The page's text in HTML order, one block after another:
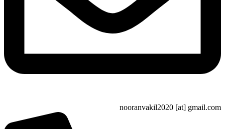
nooranvakil2020 [at]